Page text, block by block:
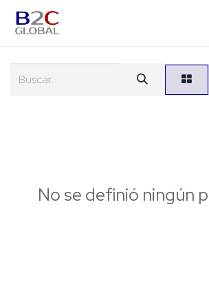
No se definió ningún